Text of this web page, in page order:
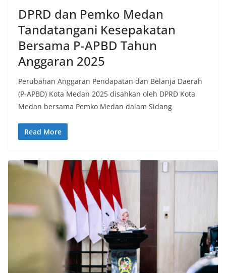
DPRD dan Pemko Medan
Tandatangani Kesepakatan
Bersama P-APBD Tahun
Anggaran 2025
Perubahan Anggaran Pendapatan dan Belanja Daerah
(P-APBD) Kota Medan 2025 disahkan oleh DPRD Kota
Medan bersama Pemko Medan dalam Sidang
Read More